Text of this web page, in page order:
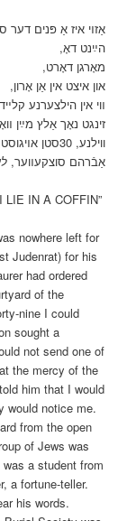
אַזױ איז אַ פּנים דער
הײַנט דאָ,
מאָרגן דאָרט,
און איצט אין אַן אָרון,
װי אין הילצערנע
זינגט נאָך אַלץ מײַן
ווילנע, 30סטן אױגוסט, 1941
אַבֿרהם סוצקעװער,
LIE IN A COFFIN”
nowhere left for
Judenrat) for his
had ordered
of the
nine I could
sought a
not send one of
the mercy of the
him that I would
would notice me.
from the open
of Jews was
a student from
a fortune-teller.
his words.